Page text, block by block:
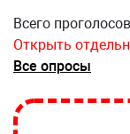
Всего
Открыть
Все опросы